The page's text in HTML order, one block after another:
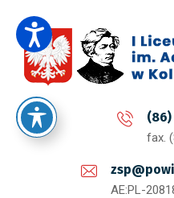
(86)
fax.
AE:PL-